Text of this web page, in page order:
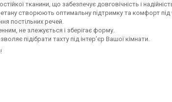
тканини, що забезпечує довговічність і
створюють оптимальну підтримку та комфорт під
постільних речей.
не злежується і зберігає форму.
підібрати тахту під інтер’єр Вашої кімнати.